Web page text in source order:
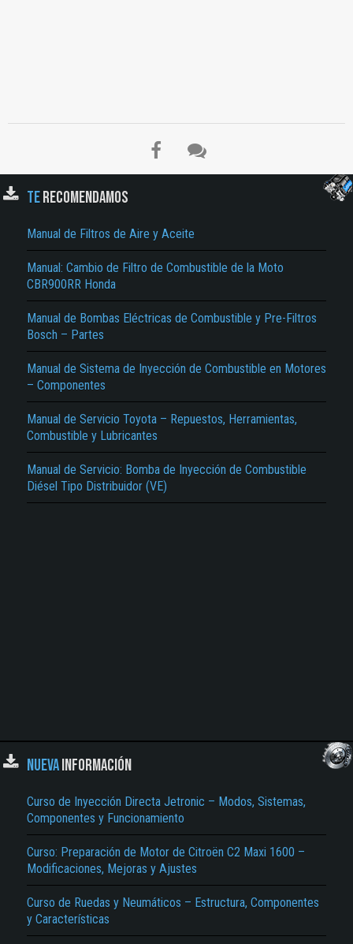
TERECOMENDAMOS
Manual de Filtros de Aire y Aceite
Manual: Cambio de Filtro de Combustible de la Moto
CBR900RR Honda
Manual de Bombas Eléctricas de Combustible y Pre-Filtros
Bosch – Partes
Manual de Sistema de Inyección de Combustible en Motores
– Componentes
Manual de Servicio Toyota – Repuestos, Herramientas,
Combustible y Lubricantes
Manual de Servicio: Bomba de Inyección de Combustible
Diésel Tipo Distribuidor (VE)
NUEVAINFORMACIÓN
Curso de Inyección Directa Jetronic – Modos, Sistemas,
Componentes y Funcionamiento
Curso: Preparación de Motor de Citroën C2 Maxi 1600 –
Modificaciones, Mejoras y Ajustes
Curso de Ruedas y Neumáticos – Estructura, Componentes
y Características
El Título es incorrecto según el contenido.
Texto o Imagen de portada son erróneos.
Reportar otro tipo de error...